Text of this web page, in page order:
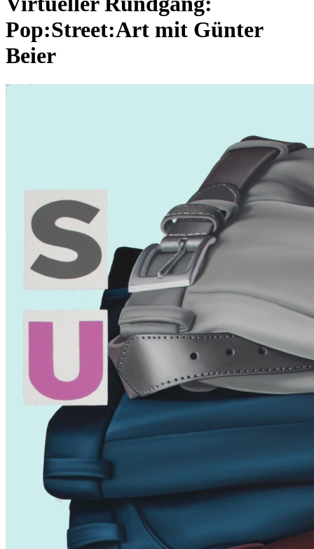
Pop:Street:Art mit Günter
Beier